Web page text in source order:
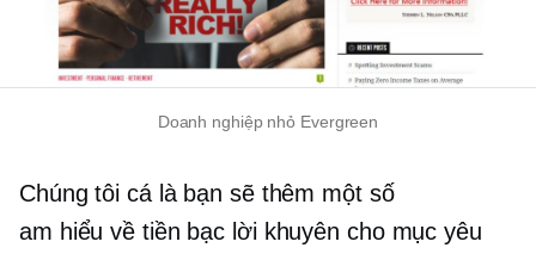
Doanh nghiệp nhỏ Evergreen
Chúng tôi cá là bạn sẽ thêm một số
am hiểu về tiền bạc lời khuyên cho mục yêu